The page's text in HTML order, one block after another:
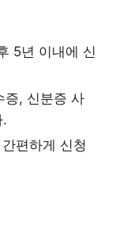
5년 이내에 신
증, 신분증 사
.
편하게 신청